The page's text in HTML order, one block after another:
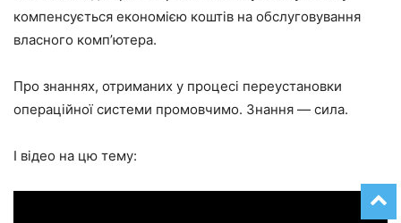
компенсується економією коштів на обслуговування
власного комп’ютера.
Про знаннях, отриманих у процесі переустановки
операційної системи промовчимо. Знання — сила.
І відео на цю тему: